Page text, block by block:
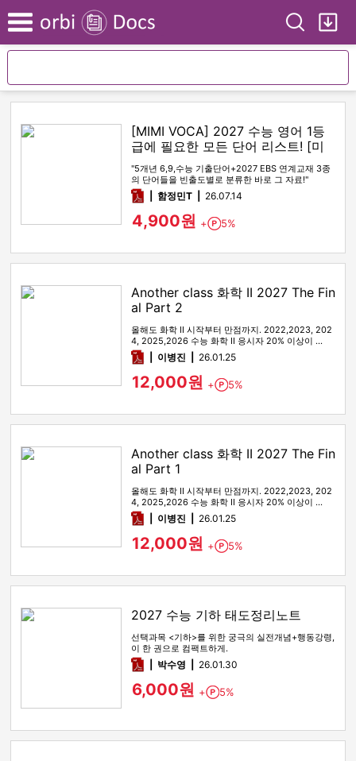
Menu Search
[MIMI VOCA] 2027 수능 영어 1등
급에 필요한 모든 단어 리스트! [미
미보카]
"5개년 6,9,수능 기출단어+2027 EBS 연계교재 3종
의 단어들을 빈출도별로 분류한 바로 그 자료!"
pdf함정민T 26.07.14
4,900원 + Point
5%
Another class 화학 II 2027 The Fin
al Part 2
올해도 화학 II 시작부터 만점까지. 2022,2023, 202
4, 2025,2026 수능 화학 II 응시자 20% 이상이 …
pdf이병진 26.01.25
12,000원 + Point
5%
Another class 화학 II 2027 The Fin
al Part 1
올해도 화학 II 시작부터 만점까지. 2022,2023, 202
4, 2025,2026 수능 화학 II 응시자 20% 이상이 …
pdf이병진 26.01.25
12,000원 + Point
5%
2027 수능 기하 태도정리노트
선택과목 <기하>를 위한 궁극의 실전개념+행동강령,
이 한 권으로 컴팩트하게.
pdf박수영 26.01.30
6,000원 + Point
5%